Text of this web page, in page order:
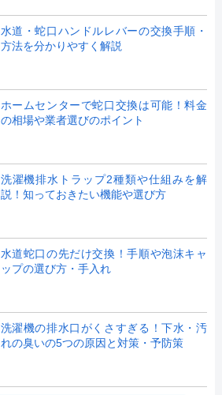
水道・蛇口ハンドルレバーの交換手順・
方法を分かりやすく解説
ホームセンターで蛇口交換は可能！料金
の相場や業者選びのポイント
洗濯機排水トラップ2種類や仕組みを解
説！知っておきたい機能や選び方
水道蛇口の先だけ交換！手順や泡沫キャ
ップの選び方・手入れ
洗濯機の排水口がくさすぎる！下水・汚
れの臭いの5つの原因と対策・予防策